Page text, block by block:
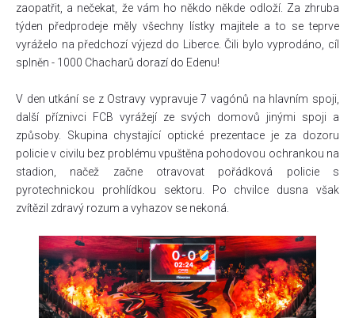
zaopatřit, a nečekat, že vám ho někdo někde odloží. Za zhruba
týden předprodeje měly všechny lístky majitele a to se teprve
vyráželo na předchozí výjezd do Liberce. Čili bylo vyprodáno, cíl
splněn - 1000 Chacharů dorazí do Edenu!
V den utkání se z Ostravy vypravuje 7 vagónů na hlavním spoji,
další příznivci FCB vyrážejí ze svých domovů jinými spoji a
způsoby. Skupina chystající optické prezentace je za dozoru
policie v civilu bez problému vpuštěna pohodovou ochrankou na
stadion, načež začne otravovat pořádková policie s
pyrotechnickou prohlídkou sektoru. Po chvilce dusna však
zvítězil zdravý rozum a vyhazov se nekoná.